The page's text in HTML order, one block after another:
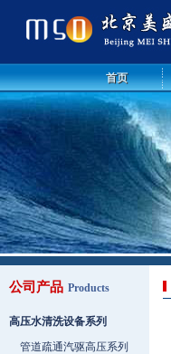
首页
公司产品 Products
高压水清洗设备系列
管道疏通汽驱高压系列